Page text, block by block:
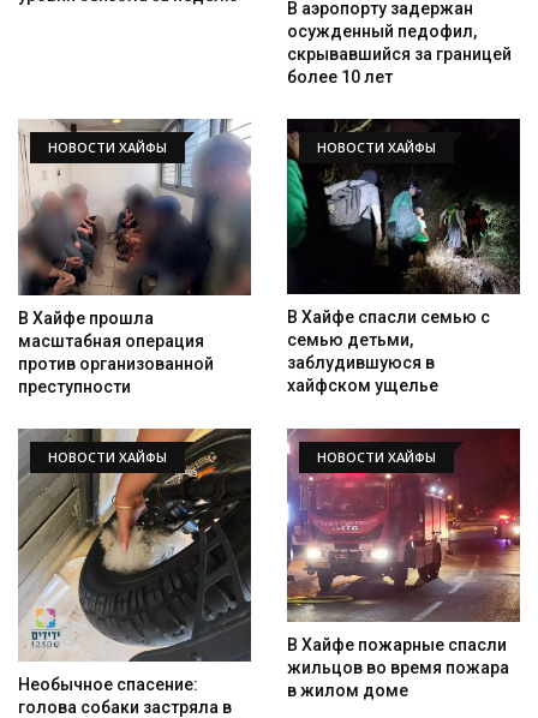
В аэропорту задержан
осужденный педофил,
скрывавшийся за границей
более 10 лет
НОВОСТИ ХАЙФЫ
В Хайфе прошла
масштабная операция
против организованной
преступности
НОВОСТИ ХАЙФЫ
В Хайфе спасли семью с
семью детьми,
заблудившуюся в
хайфском ущелье
НОВОСТИ ХАЙФЫ
Необычное спасение:
голова собаки застряла в
НОВОСТИ ХАЙФЫ
В Хайфе пожарные спасли
жильцов во время пожара
в жилом доме